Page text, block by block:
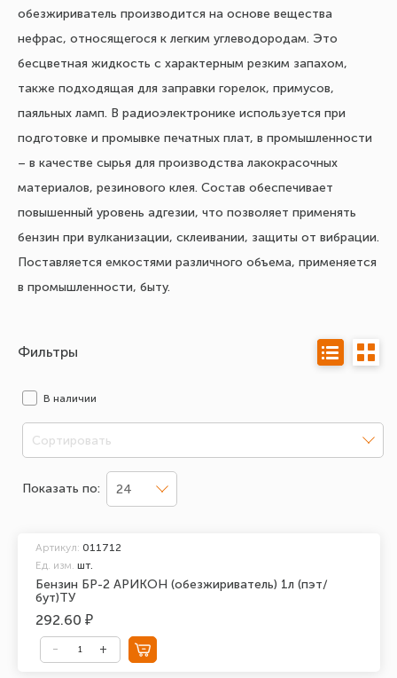
обезжириватель производится на основе вещества
нефрас, относящегося к легким углеводородам. Это
бесцветная жидкость с характерным резким запахом,
также подходящая для заправки горелок, примусов,
паяльных ламп. В радиоэлектронике используется при
подготовке и промывке печатных плат, в промышленности
– в качестве сырья для производства лакокрасочных
материалов, резинового клея. Состав обеспечивает
повышенный уровень адгезии, что позволяет применять
бензин при вулканизации, склеивании, защиты от вибрации.
Поставляется емкостями различного объема, применяется
в промышленности, быту.
Фильтры
В наличии
Сортировать
Показать по: 24
Бензин БР-2 АРИКОН (обезжириватель) 1л (пэт/
бут)ТУ
Артикул: 011712
Ед. изм. шт.
292.60 ₽